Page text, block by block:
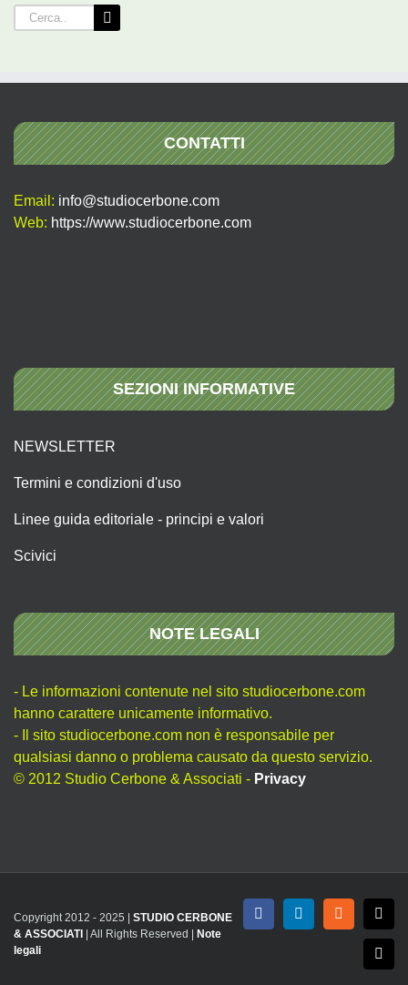
Cerca
per:
CONTATTI
Email: info@studiocerbone.com
Web: https://www.studiocerbone.com
SEZIONI INFORMATIVE
NEWSLETTER
Termini e condizioni d'uso
Linee guida editoriale - principi e valori
Scivici
NOTE LEGALI
- Le informazioni contenute nel sito studiocerbone.com
hanno carattere unicamente informativo.
- Il sito studiocerbone.com non è responsabile per
qualsiasi danno o problema causato da questo servizio.
© 2012 Studio Cerbone & Associati - Privacy
Copyright 2012 - 2025 | STUDIO CERBONE
& ASSOCIATI
| All Rights Reserved |
Note
legali
FacebookLinkedInRss X